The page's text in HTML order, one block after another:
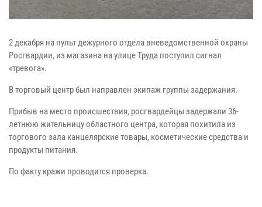
2 декабря на пульт дежурного отдела вневедомственной охраны
Росгвардии, из магазина на улице Труда поступил сигнал
«тревога».
В торговый центр был направлен экипаж группы задержания.
Прибыв на место происшествия, росгвардейцы задержали 36-
летнюю жительницу областного центра, которая похитила из
торгового зала канцелярские товары, косметические средства и
продукты питания.
По факту кражи проводится проверка.